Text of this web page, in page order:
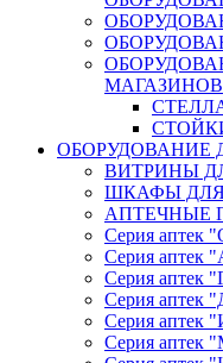
МАГАЗИНОВ
ОБОРУДОВАНИЕ
ВИТРИНЫ
ШКАФЫ
АПТЕЧНЫЕ
Серия аптек
Серия
Серия аптек
Серия аптек
Серия
Серия